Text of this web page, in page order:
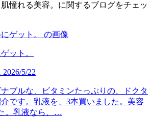
憧れる美容。に関するブログをチェッ
ット。
2026/5/22
ブルな、ビタミンたっぷりの、ドクタ
です。乳液を、3本買いました。美容
。乳液なら、…